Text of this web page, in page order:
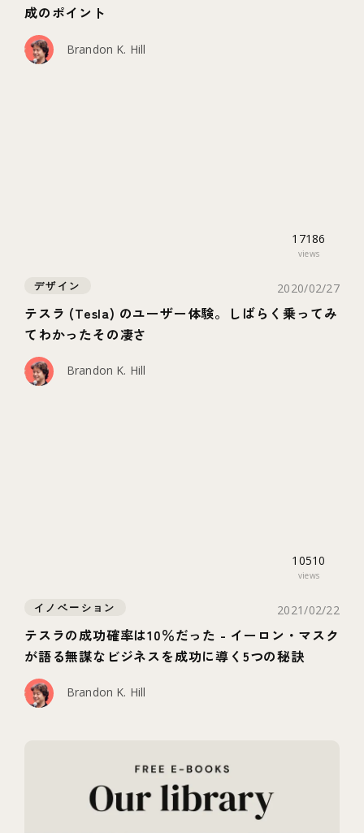
成のポイント
Brandon K. Hill
17186
views
デザイン 2020/02/27
テスラ (Tesla) のユーザー体験。しばらく乗ってみ
てわかったその凄さ
Brandon K. Hill
10510
views
イノベーション 2021/02/22
テスラの成功確率は10％だった - イーロン・マスク
が語る無謀なビジネスを成功に導く5つの秘訣
Brandon K. Hill